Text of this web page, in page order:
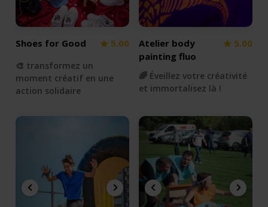
Shoes for Good 5.00
🎨 transformez un
moment créatif en une
action solidaire
Atelier body
painting fluo
5.00
🌈 Éveillez votre créativité
et immortalisez là !